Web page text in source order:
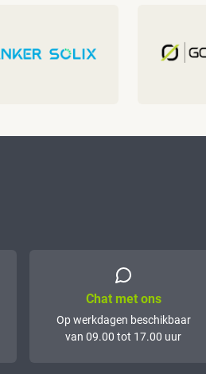
Chat met ons
Op werkdagen beschikbaar
van 09.00 tot 17.00 uur